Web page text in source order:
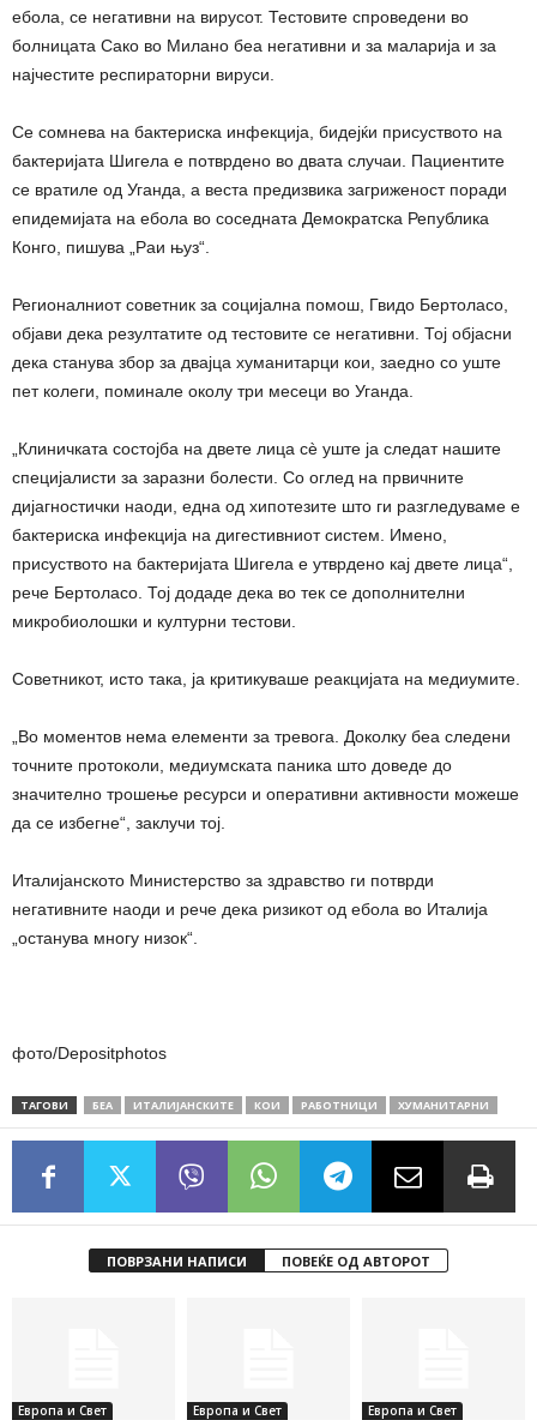
ебола, се негативни на вирусот. Тестовите спроведени во
болницата Сако во Милано беа негативни и за маларија и за
најчестите респираторни вируси.
Се сомнева на бактериска инфекција, бидејќи присуството на
бактеријата Шигела е потврдено во двата случаи. Пациентите
се вратиле од Уганда, а веста предизвика загриженост поради
епидемијата на ебола во соседната Демократска Република
Конго, пишува „Раи њуз“.
Регионалниот советник за социјална помош, Гвидо Бертоласо,
објави дека резултатите од тестовите се негативни. Тој објасни
дека станува збор за двајца хуманитарци кои, заедно со уште
пет колеги, поминале околу три месеци во Уганда.
„Клиничката состојба на двете лица сè уште ја следат нашите
специјалисти за заразни болести. Со оглед на првичните
дијагностички наоди, една од хипотезите што ги разгледуваме е
бактериска инфекција на дигестивниот систем. Имено,
присуството на бактеријата Шигела е утврдено кај двете лица“,
рече Бертоласо. Тој додаде дека во тек се дополнителни
микробиолошки и културни тестови.
Советникот, исто така, ја критикуваше реакцијата на медиумите.
„Во моментов нема елементи за тревога. Доколку беа следени
точните протоколи, медиумската паника што доведе до
значително трошење ресурси и оперативни активности можеше
да се избегне“, заклучи тој.
Италијанското Министерство за здравство ги потврди
негативните наоди и рече дека ризикот од ебола во Италија
„останува многу низок“.
фото/Depositphotos
ТАГОВИ БЕА ИТАЛИЈАНСКИТЕ КОИ РАБОТНИЦИ ХУМАНИТАРНИ
ПОВРЗАНИ НАПИСИ ПОВЕЌЕ ОД АВТОРОТ
Европа и Свет Европа и Свет Европа и Свет